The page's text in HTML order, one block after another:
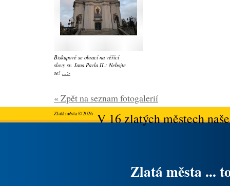
Biskupové se obrací na věřící
slovy sv. Jana Pavla II.: Nebojte
se! ...>
« Zpět na seznam fotogalerií
Zlatá města © 2026V 16 zlatých městech
Zlatá města ...